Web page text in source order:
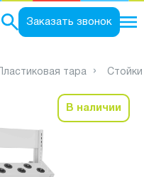
Заказать звонок
Пластиковая тара
В наличии